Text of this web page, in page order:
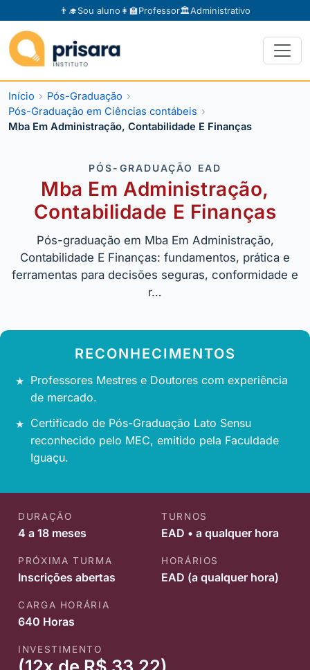
👨‍🎓Sou aluno 👩‍🏫Professor🏛️Administrativo
Início
Pós-Graduação
Pós-Graduação em Ciências contábeis
Mba Em Administração, Contabilidade E Finanças
PÓS-GRADUAÇÃO EAD
Mba Em Administração,
Contabilidade E Finanças
Pós-graduação em Mba Em Administração,
Contabilidade E Finanças: fundamentos, prática e
ferramentas para decisões seguras, conformidade e
r…
RECONHECIMENTOS
Professores Mestres e Doutores com experiência
de mercado.
Certificado de Pós-Graduação Lato Sensu
reconhecido pelo MEC, emitido pela Faculdade
Iguaçu.
DURAÇÃO
4 a 18 meses
TURNOS
EAD • a qualquer hora
PRÓXIMA TURMA
Inscrições abertas
HORÁRIOS
EAD (a qualquer hora)
CARGA HORÁRIA
640 Horas
INVESTIMENTO